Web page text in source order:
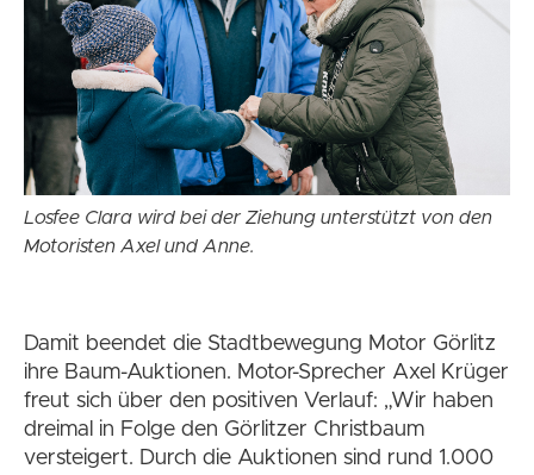
Losfee Clara wird bei der Ziehung unterstützt von den
Motoristen Axel und Anne.
Damit beendet die Stadtbewegung Motor Görlitz
ihre Baum-Auktionen. Motor-Sprecher Axel Krüger
freut sich über den positiven Verlauf: „Wir haben
dreimal in Folge den Görlitzer Christbaum
versteigert. Durch die Auktionen sind rund 1.000